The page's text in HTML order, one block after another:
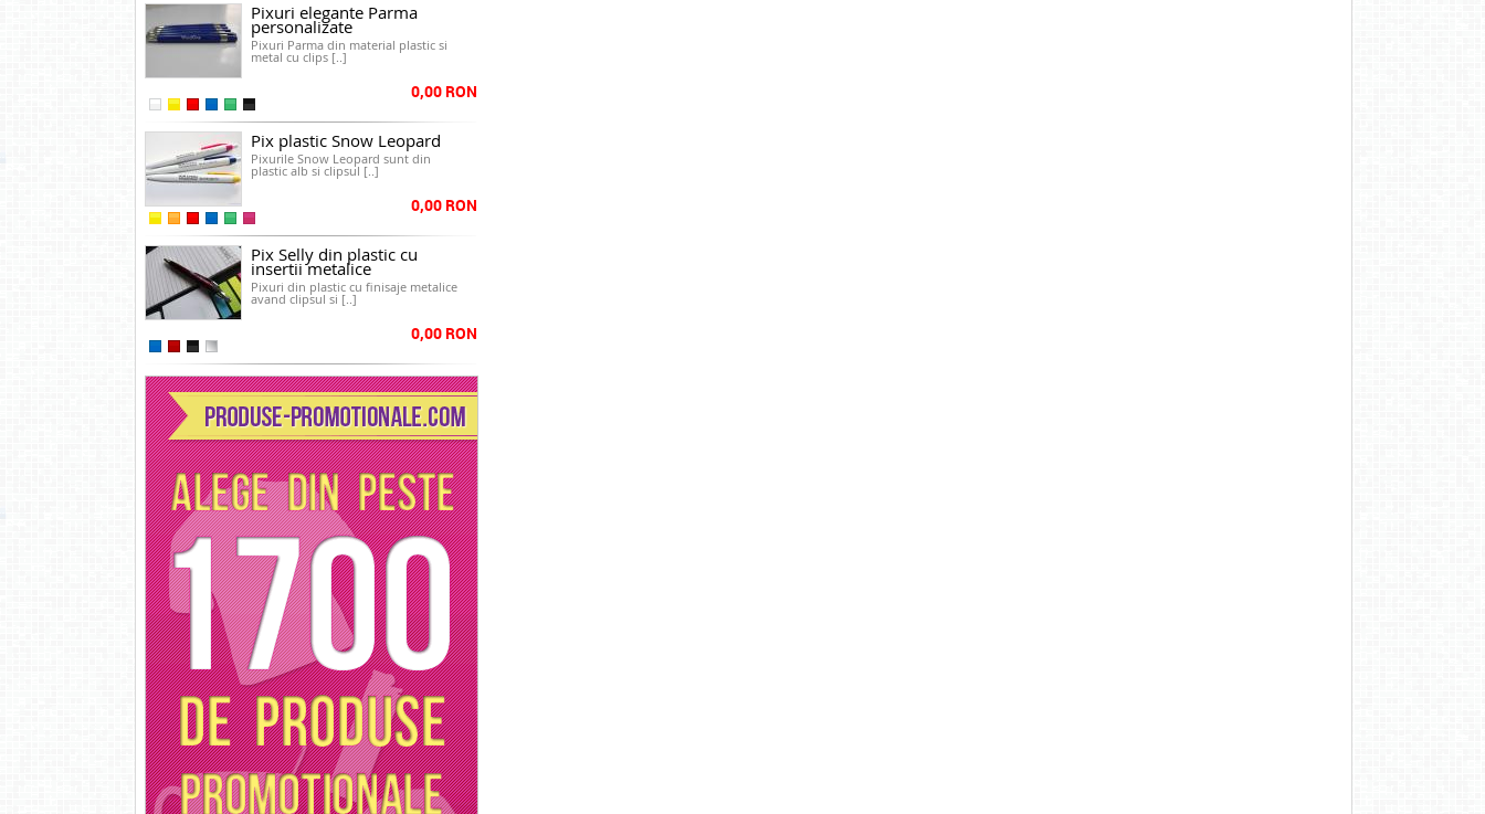
Pixuri elegante Parma
personalizate
Pixuri Parma din material plastic si
metal cu clips [..]
0,00 RON
Pix plastic Snow Leopard
Pixurile Snow Leopard sunt din
plastic alb si clipsul [..]
0,00 RON
Pix Selly din plastic cu
insertii metalice
Pixuri din plastic cu finisaje metalice
avand clipsul si [..]
0,00 RON